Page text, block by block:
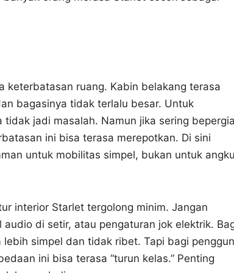
keterbatasan ruang. Kabin belakang terasa
bagasinya tidak terlalu besar. Untuk
jadi masalah. Namun jika sering
ini bisa terasa merepotkan. Di sini
untuk mobilitas simpel, bukan untuk
interior Starlet tergolong minim. Jangan
di setir, atau pengaturan jok elektrik.
simpel dan tidak ribet. Tapi bagi
ini bisa terasa “turun kelas.” Penting